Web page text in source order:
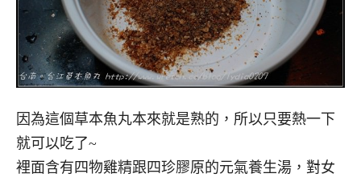
因為這個草本魚丸本來就是熟的，所以只要熱一下
就可以吃了~
裡面含有四物雞精跟四珍膠原的元氣養生湯，對女